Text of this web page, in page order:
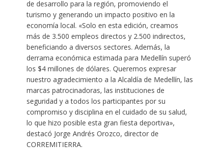
de desarrollo para la región, promoviendo el
turismo y generando un impacto positivo en la
economía local. «Solo en esta edición, creamos
más de 3.500 empleos directos y 2.500 indirectos,
beneficiando a diversos sectores. Además, la
derrama económica estimada para Medellín superó
los $4 millones de dólares. Queremos expresar
nuestro agradecimiento a la Alcaldía de Medellín, las
marcas patrocinadoras, las instituciones de
seguridad y a todos los participantes por su
compromiso y disciplina en el cuidado de su salud,
lo que hizo posible esta gran fiesta deportiva»,
destacó Jorge Andrés Orozco, director de
CORREMITIERRA.